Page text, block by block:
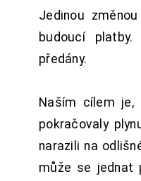
Jedinou
budoucí
předány.
Naším cílem je,
pokračovaly
narazili na
může se jednat